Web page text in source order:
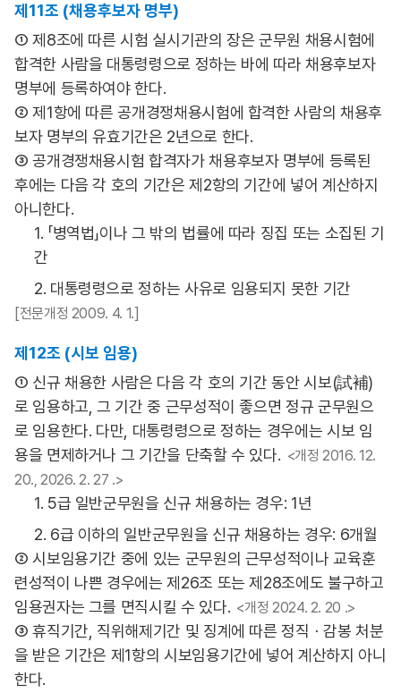
제11조 (채용후보자 명부)
① 제8조에 따른 시험 실시기관의 장은 군무원 채용시험에
합격한 사람을 대통령령으로 정하는 바에 따라 채용후보자
명부에 등록하여야 한다.
② 제1항에 따른 공개경쟁채용시험에 합격한 사람의 채용후
보자 명부의 유효기간은 2년으로 한다.
③ 공개경쟁채용시험 합격자가 채용후보자 명부에 등록된
후에는 다음 각 호의 기간은 제2항의 기간에 넣어 계산하지
아니한다.
1. 「병역법」이나 그 밖의 법률에 따라 징집 또는 소집된 기
간
2. 대통령령으로 정하는 사유로 임용되지 못한 기간
[전문개정 2009. 4. 1.]
제12조 (시보 임용)
① 신규 채용한 사람은 다음 각 호의 기간 동안 시보(試補)
로 임용하고, 그 기간 중 근무성적이 좋으면 정규 군무원으
로 임용한다. 다만, 대통령령으로 정하는 경우에는 시보 임
용을 면제하거나 그 기간을 단축할 수 있다. <개정 2016. 12.
20., 2026. 2. 27 .>
1. 5급 일반군무원을 신규 채용하는 경우: 1년
2. 6급 이하의 일반군무원을 신규 채용하는 경우: 6개월
② 시보임용기간 중에 있는 군무원의 근무성적이나 교육훈
련성적이 나쁜 경우에는 제26조 또는 제28조에도 불구하고
임용권자는 그를 면직시킬 수 있다. <개정 2024. 2. 20 .>
③ 휴직기간, 직위해제기간 및 징계에 따른 정직ㆍ감봉 처분
을 받은 기간은 제1항의 시보임용기간에 넣어 계산하지 아니
한다.